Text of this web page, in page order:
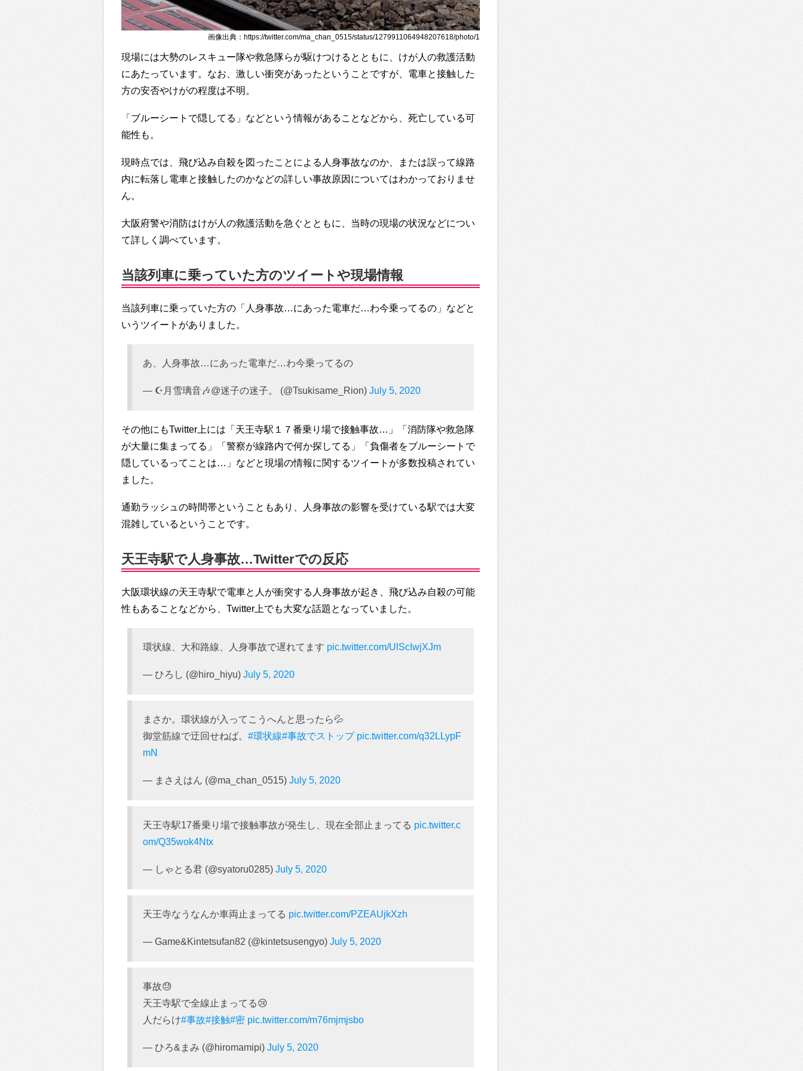
画像出典：https://twitter.com/ma_chan_0515/status/1279911064948207618/photo/1
現場には大勢のレスキュー隊や救急隊らが駆けつけるとともに、けが人の救護活動
にあたっています。なお、激しい衝突があったということですが、電車と接触した
方の安否やけがの程度は不明。
「ブルーシートで隠してる」などという情報があることなどから、死亡している可
能性も。
現時点では、飛び込み自殺を図ったことによる人身事故なのか、または誤って線路
内に転落し電車と接触したのかなどの詳しい事故原因についてはわかっておりませ
ん。
大阪府警や消防はけが人の救護活動を急ぐとともに、当時の現場の状況などについ
て詳しく調べています。
当該列車に乗っていた方のツイートや現場情報
当該列車に乗っていた方の「人身事故…にあった電車だ…わ今乗ってるの」などと
いうツイートがありました。
あ、人身事故…にあった電車だ…わ今乗ってるの
— ☪月雪璃音🎶@迷子の迷子。 (@Tsukisame_Rion) July 5, 2020
その他にもTwitter上には「天王寺駅１７番乗り場で接触事故…」「消防隊や救急隊
が大量に集まってる」「警察が線路内で何か探してる」「負傷者をブルーシートで
隠しているってことは…」などと現場の情報に関するツイートが多数投稿されてい
ました。
通勤ラッシュの時間帯ということもあり、人身事故の影響を受けている駅では大変
混雑しているということです。
天王寺駅で人身事故…Twitterでの反応
大阪環状線の天王寺駅で電車と人が衝突する人身事故が起き、飛び込み自殺の可能
性もあることなどから、Twitter上でも大変な話題となっていました。
環状線、大和路線、人身事故で遅れてます pic.twitter.com/UlScIwjXJm
— ひろし (@hiro_hiyu) July 5, 2020
まさか。環状線が入ってこうへんと思ったら💦
御堂筋線で迂回せねば。 #環状線#事故でストップ pic.twitter.com/q32LLypF
mN
— まさえはん (@ma_chan_0515) July 5, 2020
天王寺駅17番乗り場で接触事故が発生し、現在全部止まってる pic.twitter.c
om/Q35wok4Ntx
— しゃとる君 (@syatoru0285) July 5, 2020
天王寺なうなんか車両止まってる pic.twitter.com/PZEAUjkXzh
— Game&Kintetsufan82 (@kintetsusengyo) July 5, 2020
事故😓
天王寺駅で全線止まってる😢
人だらけ#事故#接触#密 pic.twitter.com/m76mjmjsbo
— ひろ&まみ (@hiromamipi) July 5, 2020